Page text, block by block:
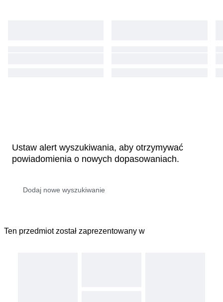
Ustaw alert wyszukiwania, aby otrzymywać
powiadomienia o nowych dopasowaniach.
Ten przedmiot został zaprezentowany w